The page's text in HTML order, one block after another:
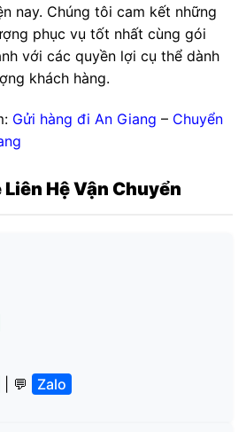
nay. Chúng tôi cam kết những
phục vụ tốt nhất cùng gói
với các quyền lợi cụ thể dành
khách hàng.
Gửi hàng đi An Giang – Chuyển
Hệ Vận Chuyển
| 💬 Zalo